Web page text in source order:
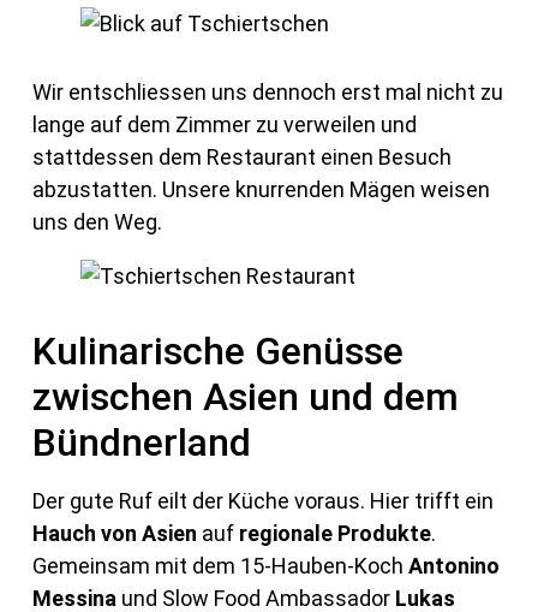
Wir entschliessen uns dennoch erst mal nicht zu
lange auf dem Zimmer zu verweilen und
stattdessen dem Restaurant einen Besuch
abzustatten. Unsere knurrenden Mägen weisen
uns den Weg.
Kulinarische Genüsse
zwischen Asien und dem
Bündnerland
Der gute Ruf eilt der Küche voraus. Hier trifft ein
Hauch von Asien auf regionale Produkte.
Gemeinsam mit dem 15-Hauben-Koch Antonino
Messina und Slow Food Ambassador Lukas